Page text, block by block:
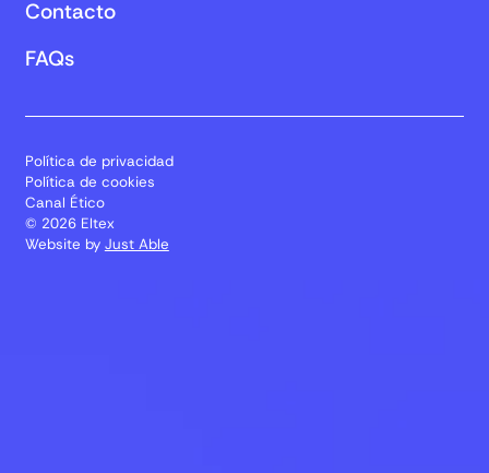
Contacto
FAQs
Política de privacidad
Política de cookies
Canal Ético
© 2026 Eltex
Website by Just Able